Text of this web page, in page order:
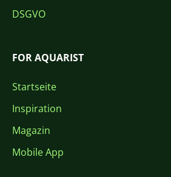
DSGVO
FOR AQUARIST
Startseite
Inspiration
Magazin
Mobile App